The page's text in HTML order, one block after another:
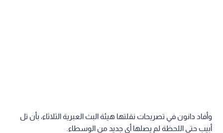
وأفاد دانون في تصريحات نقلتها هيئة البث العبرية الثلاثاء، بأن تل
أبيب حتى اللحظة لم يصلها أي جديد من الوسطاء.